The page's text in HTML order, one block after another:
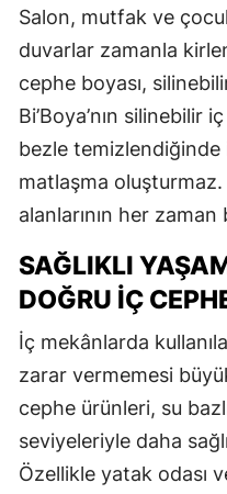
Salon, mutfak ve
duvarlar zamanla
cephe boyası,
Bi’Boya’nın silinebilir
bezle temizlendiğinde
matlaşma
alanlarının her zaman
SAĞLIKLI
DOĞRU İÇ
İç mekânlarda
zarar vermemesi
cephe ürünleri, su
seviyeleriyle daha
Özellikle yatak odası